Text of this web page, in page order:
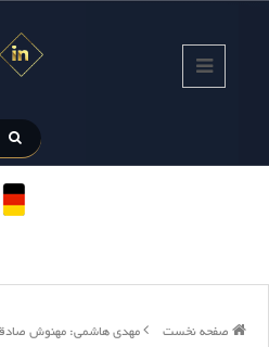
صفحه نخست مهدی هاشمی: مهنوش